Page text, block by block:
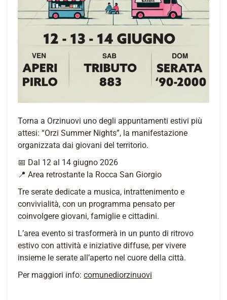
Torna a Orzinuovi uno degli appuntamenti estivi più
attesi: “Orzi Summer Nights”, la manifestazione
organizzata dai giovani del territorio.
📅 Dal 12 al 14 giugno 2026
📍 Area retrostante la Rocca San Giorgio
Tre serate dedicate a musica, intrattenimento e
convivialità, con un programma pensato per
coinvolgere giovani, famiglie e cittadini.
L’area evento si trasformerà in un punto di ritrovo
estivo con attività e iniziative diffuse, per vivere
insieme le serate all’aperto nel cuore della città.
Per maggiori info: comunediorzinuovi